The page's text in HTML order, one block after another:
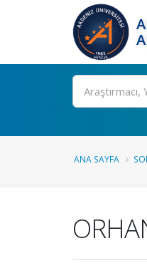
Ara
ANA SAYFA